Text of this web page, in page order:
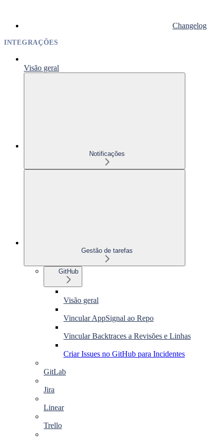
Changelog
INTEGRAÇÕES
Visão geral
Notificações
Gestão de tarefas
GitHub
Visão geral
Vincular AppSignal ao Repo
Vincular Backtraces a Revisões e Linhas
Criar Issues no GitHub para Incidentes
GitLab
Jira
Linear
Trello